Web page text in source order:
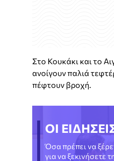
Στο Κουκάκι και το
ανοίγουν παλιά
πέφτουν βροχή.
ΟΙ
Όσα πρέπει να
για να ξεκινήσετε